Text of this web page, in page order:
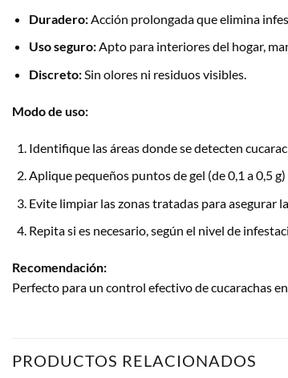
Duradero:Acción prolongada que elimina
Uso seguro:Apto para interiores del hogar,
Discreto:Sin olores ni residuos visibles.
Modo de uso:
Identifique las áreas donde se detecten
Aplique pequeños puntos de gel (de 0,1 a 0,5 g)
Evite limpiar las zonas tratadas para asegurar
Repita si es necesario, según el nivel de
Recomendación:
Perfecto para un control efectivo de cucarachas
PRODUCTOS RELACIONADOS